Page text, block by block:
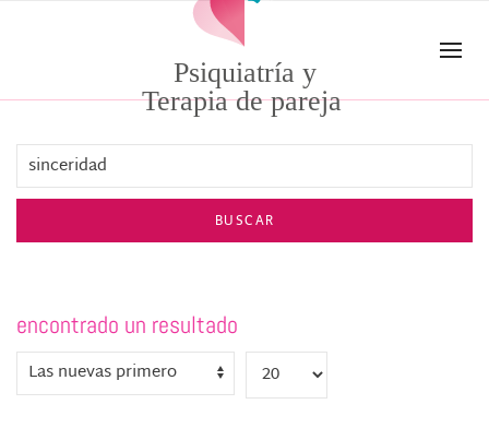
Skip to main contentPsiquiatría y
Terapia de pareja
BUSCAR
encontrado un resultado